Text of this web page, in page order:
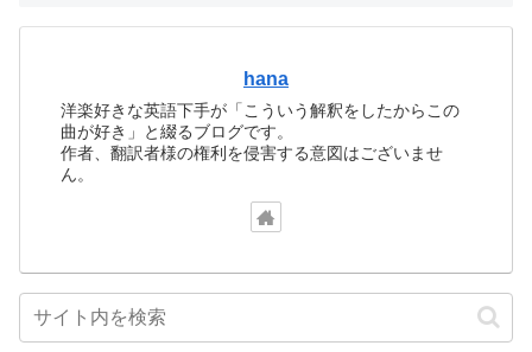
hana
洋楽好きな英語下手が「こういう解釈をしたからこの
曲が好き」と綴るブログです。
作者、翻訳者様の権利を侵害する意図はございませ
ん。